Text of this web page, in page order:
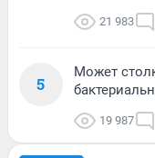
21 983
5
Может
19 987